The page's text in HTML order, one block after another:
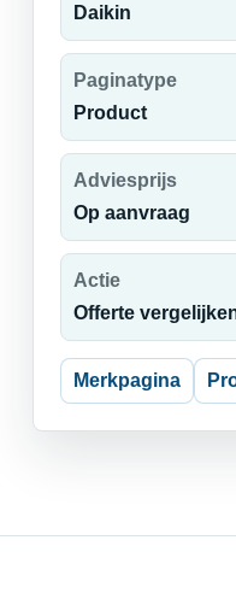
Daikin
Paginatype
Product
Adviesprijs
Op aanvraag
Actie
Offerte
Merkpagina